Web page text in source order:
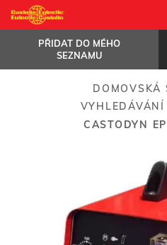
Přejít
k
hlavnímu
obsahu
PŘIDAT DO MÉHO
SEZNAMU
CastoDyn EP Controller
Breadcrumb
DOMOVSKÁ
CASTODYN